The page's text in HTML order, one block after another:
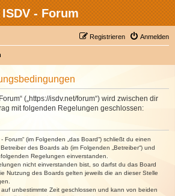
ISDV - Forum
Anmelden
Registrieren
(„https://isdv.net/forum“) wird zwischen dir
mit folgenden Regelungen geschlossen:
Forum“ (im Folgenden „das Board“) schließt du einen
des Boards ab (im Folgenden „Betreiber“) und
Regelungen einverstanden.
nicht einverstanden bist, so darfst du das Board
Nutzung des Boards gelten jeweils die an dieser Stelle
unbestimmte Zeit geschlossen und kann von beiden